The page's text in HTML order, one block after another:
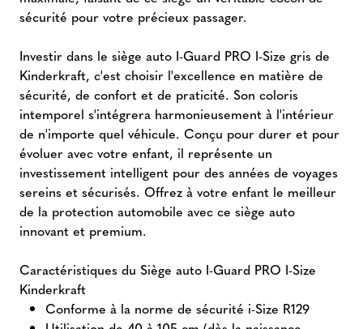
sécurité pour votre précieux passager.
Investir dans le siège auto I-Guard PRO I-Size gris de
Kinderkraft, c'est choisir l'excellence en matière de
sécurité, de confort et de praticité. Son coloris
intemporel s'intégrera harmonieusement à l'intérieur
de n'importe quel véhicule. Conçu pour durer et pour
évoluer avec votre enfant, il représente un
investissement intelligent pour des années de voyages
sereins et sécurisés. Offrez à votre enfant le meilleur
de la protection automobile avec ce siège auto
innovant et premium.
Caractéristiques du Siège auto I-Guard PRO I-Size
Kinderkraft
Conforme à la norme de sécurité i-Size R129